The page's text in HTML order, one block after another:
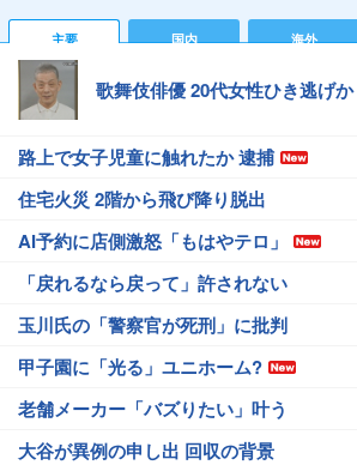
主要 国内 海外
歌舞伎俳優 20代女性ひき逃げか
路上で女子児童に触れたか 逮捕
住宅火災 2階から飛び降り脱出
AI予約に店側激怒「もはやテロ」
「戻れるなら戻って」許されない
玉川氏の「警察官が死刑」に批判
甲子園に「光る」ユニホーム?
老舗メーカー「バズりたい」叶う
大谷が異例の申し出 回収の背景